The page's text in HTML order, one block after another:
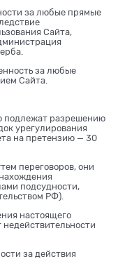
за любые прямые
Сайта,
за любые
Сайта.
подлежат разрешению
урегулирования
на претензию — 30
переговоров, они
подсудности,
РФ).
настоящего
за действия